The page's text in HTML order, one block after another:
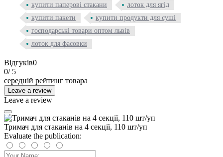
купити паперові стакани
лоток для ягід
купити пакети
купити продукти для суші
господарські товари оптом львів
лоток для фасовки
Відгуків0
0/ 5
середній рейтинг товара
Leave a review
Leave a review
Тримач для стаканів на 4 секції, 110 шт/уп
Evaluate the publication: